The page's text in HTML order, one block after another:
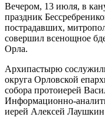
Вечером, 13 июля, в
праздник
пострадавших,
совершил всенощное
Орла.
Архипастырю
округа Орловской
собора протоиерей
Информационно-
иерей Алексей